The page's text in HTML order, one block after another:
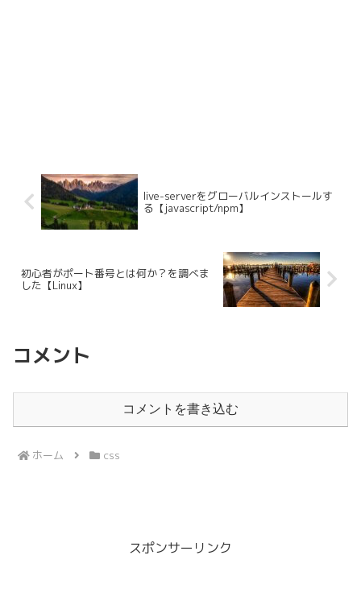
live-serverをグローバルインストールす
る【javascript/npm】
初心者がポート番号とは何か？を調べま
した【Linux】
コメント
コメントを書き込む
ホーム css
スポンサーリンク